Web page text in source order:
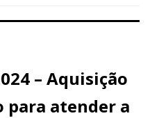
– Aquisição
atender a